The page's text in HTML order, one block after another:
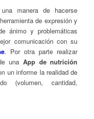
manera de hacerse
de expresión y
ánimo y problemáticas
comunicación con su
. Por otra parte realizar
una App de nutrición
un informe la realidad de
(volumen, cantidad,